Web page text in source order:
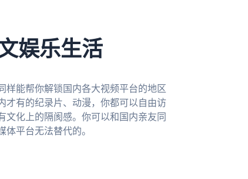
娱乐生活
样能帮你解锁国内各大视频平台的地区
才有的纪录片、动漫，你都可以自由访
化上的隔阂感。你可以和国内亲友同
平台无法替代的。